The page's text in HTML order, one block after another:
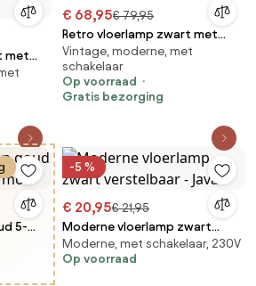
met
€ 68,95€ 79,95
Retro vloerlamp zwart met
brons glas - Bizle
Vintage, moderne, met
schakelaar
Op voorraad
Gratis bezorging
5-
-5 %
€ 20,95€ 21,95
Moderne vloerlamp zwart
verstelbaar - Java
Moderne, met schakelaar, 230V
Op voorraad